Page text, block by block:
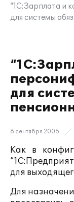
“1С:Зарплата и
для системы
для
6 сентября 2005
Как в
для
Для